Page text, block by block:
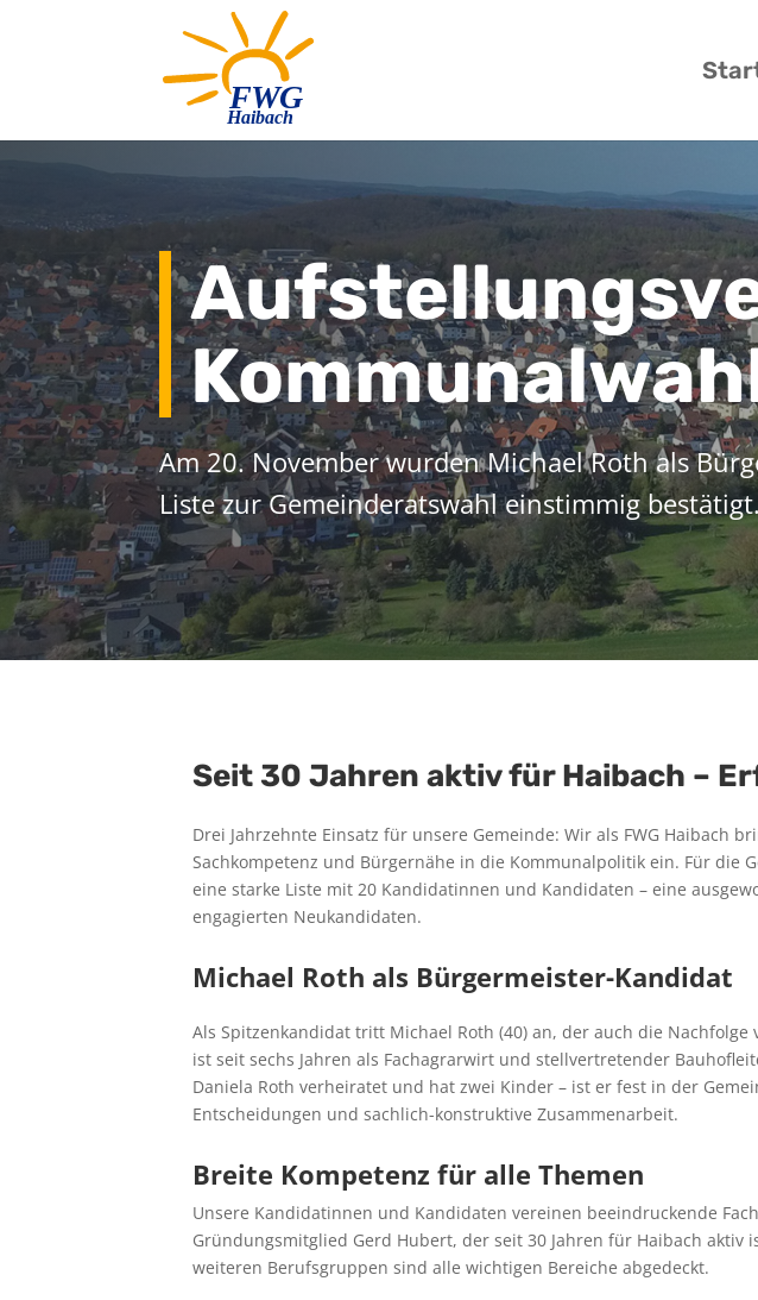
Am 20. November wurden Michael Roth als
Liste zur Gemeinderatswahl einstimmig
Seit 30 Jahren aktiv für Haibach –
Drei Jahrzehnte Einsatz für unsere Gemeinde: Wir als FWG
Sachkompetenz und Bürgernähe in die Kommunalpolitik ein. Für
eine starke Liste mit 20 Kandidatinnen und Kandidaten – eine
engagierten Neukandidaten.
Michael Roth als Bürgermeister-Kandidat
Als Spitzenkandidat tritt Michael Roth (40) an, der auch die
ist seit sechs Jahren als Fachagrarwirt und stellvertretender
Daniela Roth verheiratet und hat zwei Kinder – ist er fest in der
Entscheidungen und sachlich-konstruktive Zusammenarbeit.
Breite Kompetenz für alle Themen
Unsere Kandidatinnen und Kandidaten vereinen beeindruckende
Gründungsmitglied Gerd Hubert, der seit 30 Jahren für Haibach
weiteren Berufsgruppen sind alle wichtigen Bereiche abgedeckt.